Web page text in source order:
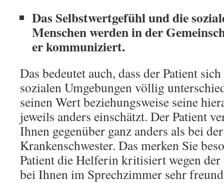
Das Selbstwertgefühl und die
Menschen werden in der
er kommuniziert.
Das bedeutet auch, dass der Patient
sozialen Umgebungen völlig
seinen Wert beziehungsweise seine
jeweils anders einschätzt. Der Patient
Ihnen gegenüber ganz anders als bei
Krankenschwester. Das merken Sie
Patient die Helferin kritisiert wegen
bei Ihnen im Sprechzimmer sehr